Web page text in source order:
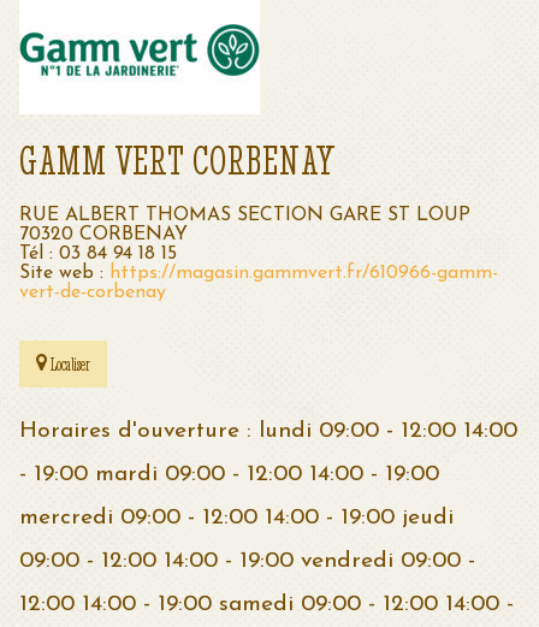
GAMM VERT CORBENAY
RUE ALBERT THOMAS SECTION GARE ST LOUP
70320 CORBENAY
Tél : 03 84 94 18 15
Site web : https://magasin.gammvert.fr/610966-gamm-
vert-de-corbenay
Localiser
Horaires d'ouverture : lundi 09:00 - 12:00 14:00
- 19:00 mardi 09:00 - 12:00 14:00 - 19:00
mercredi 09:00 - 12:00 14:00 - 19:00 jeudi
09:00 - 12:00 14:00 - 19:00 vendredi 09:00 -
12:00 14:00 - 19:00 samedi 09:00 - 12:00 14:00 -